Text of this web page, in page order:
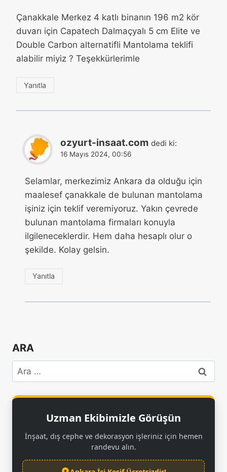
Çanakkale Merkez 4 katlı binanın 196 m2 kör
duvarı için Capatech Dalmaçyalı 5 cm Elite ve
Double Carbon alternatifli Mantolama teklifi
alabilir miyiz ? Teşekkürlerimle
Yanıtla
ozyurt-insaat.com dedi ki:
16 Mayıs 2024, 00:56
Selamlar, merkezimiz Ankara da olduğu için
maalesef çanakkale de bulunan mantolama
işiniz için teklif veremiyoruz. Yakın çevrede
bulunan mantolama firmaları konuyla
ilgileneceklerdir. Hem daha hesaplı olur o
şekilde. Kolay gelsin.
Yanıtla
ARA
Uzman Ekibimizle Görüşün
İnşaat, dış cephe ve dekorasyon işleriniz için hemen
randevu alın.